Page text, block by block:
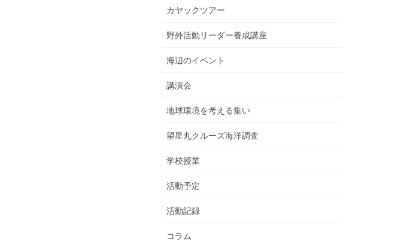
カヤックツアー
野外活動リーダー養成講座
海辺のイベント
講演会
地球環境を考える集い
望星丸クルーズ海洋調査
学校授業
活動予定
活動記録
コラム